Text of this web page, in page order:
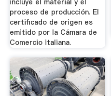
proceso de producción. El
certificado de origen es
emitido por la Cámara de
Comercio italiana.